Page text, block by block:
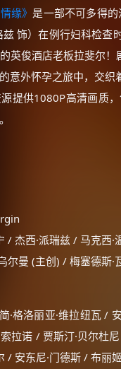
情缘》是一部不可多得
兹 饰）在例行妇科检
英俊酒店老板拉斐尔
意外怀孕之旅中，交
提供1080P高清画质
/ 杰西·派瑞兹 / 马克西
尔曼 (主创) / 梅塞德斯
·格洛丽亚·维拉纽瓦 /
拉诺 / 贾斯汀·贝尔杜
/ 安东尼·门德斯 / 布丽